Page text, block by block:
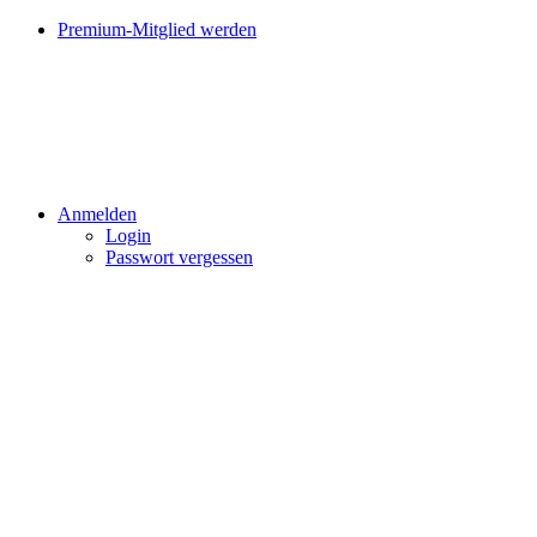
Premium-Mitglied werden
Anmelden
Login
Passwort vergessen